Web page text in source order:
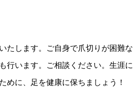
たします。ご自身で爪切りが困難な
行います。ご相談ください。生涯に
めに、足を健康に保ちましょう！